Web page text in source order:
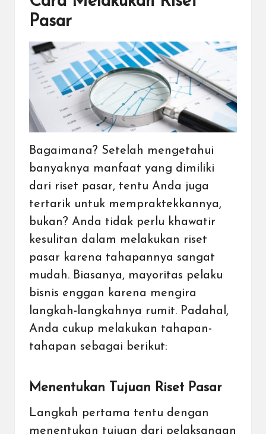
Pasar
Bagaimana? Setelah mengetahui
banyaknya manfaat yang dimiliki
dari riset pasar, tentu Anda juga
tertarik untuk mempraktekkannya,
bukan? Anda tidak perlu khawatir
kesulitan dalam melakukan riset
pasar karena tahapannya sangat
mudah. Biasanya, mayoritas pelaku
bisnis enggan karena mengira
langkah-langkahnya rumit. Padahal,
Anda cukup melakukan tahapan-
tahapan sebagai berikut:
Menentukan Tujuan Riset Pasar
Langkah pertama tentu dengan
menentukan tujuan dari pelaksanaan